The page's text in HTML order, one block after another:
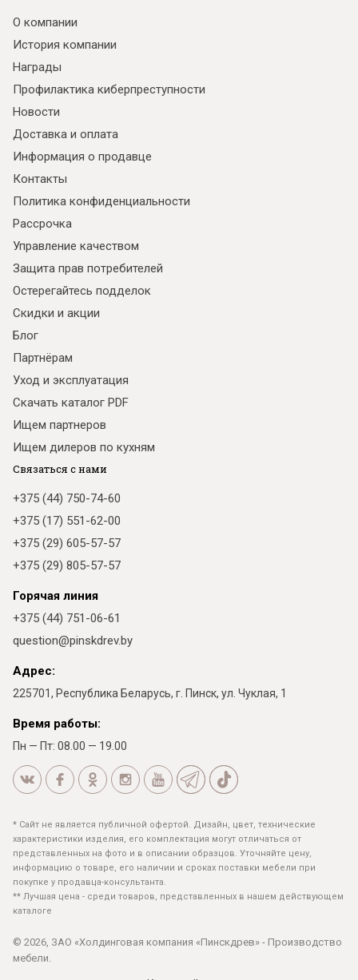
О компании
История компании
Награды
Профилактика киберпреступности
Новости
Доставка и оплата
Информация о продавце
Контакты
Политика конфиденциальности
Рассрочка
Управление качеством
Защита прав потребителей
Остерегайтесь подделок
Скидки и акции
Блог
Партнёрам
Уход и эксплуатация
Скачать каталог PDF
Ищем партнеров
Ищем дилеров по кухням
Связаться с нами
+375 (44) 750-74-60
+375 (17) 551-62-00
+375 (29) 605-57-57
+375 (29) 805-57-57
Горячая линия
+375 (44) 751-06-61
question@pinskdrev.by
Адрес:
225701, Республика Беларусь, г. Пинск, ул. Чуклая, 1
Время работы:
Пн — Пт: 08.00 — 19.00
* Сайт не является публичной офертой. Дизайн, цвет, технические
характеристики изделия, его комплектация могут отличаться от
представленных на фото и в описании образцов. Уточняйте цену,
информацию о товаре, его наличии и сроках поставки мебели при
покупке у продавца-консультанта.
** Лучшая цена - среди товаров, представленных в нашем действующем
каталоге
© 2026, ЗАО «Холдинговая компания «Пинскдрев» - Производство
мебели.